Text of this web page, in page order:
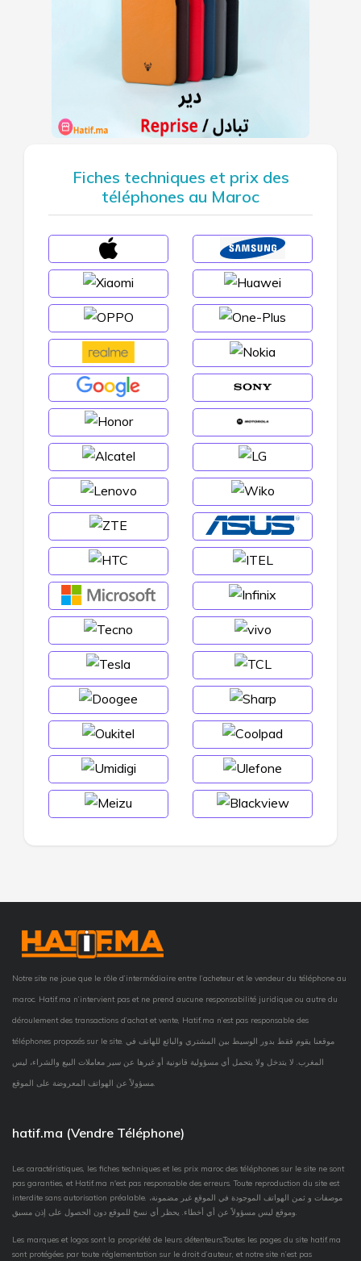
Fiches techniques et prix des
téléphones au Maroc
Notre site ne joue que le rôle d’intermédiaire entre l’acheteur et le vendeur du téléphone au
maroc. Hatif.ma n’intervient pas et ne prend aucune responsabilité juridique ou autre du
déroulement des transactions d’achat et vente, Hatif.ma n’est pas responsable des
téléphones proposés sur le site. موقعنا يقوم فقط بدور الوسيط بين المشتري والبائع للهاتف في
المغرب. لا يتدخل ولا يتحمل أي مسؤولية قانونية أو غيرها عن سير معاملات البيع والشراء، ليس
hatif.ma (Vendre Téléphone)
Les caractéristiques, les fiches techniques et les prix maroc des téléphones sur le site ne sont
pas garanties, et Hatif.ma n'est pas responsable des erreurs. Toute reproduction du site est
interdite sans autorisation préalable. موصفات و ثمن الهواتف الموجودة في الموقع غير مضمونة،
Les marques et logos sont la propriété de leurs détenteurs.Toutes les pages du site hatif.ma
sont protégées par toute réglementation sur le droit d’auteur, et notre site n’est pas